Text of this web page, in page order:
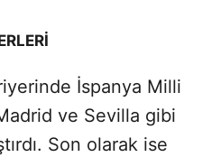
Sesi Aç
İspanya Milli
ve Sevilla gibi
Son olarak ise